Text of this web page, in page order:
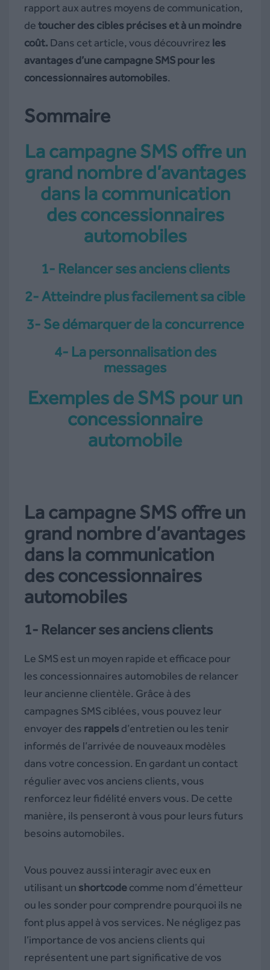
rapport aux autres moyens de communication,
detoucher des cibles précises et à un moindre
coût. Dans cet article, vous découvrirez les
avantages d’une campagne SMS pour les
concessionnaires automobiles.
Sommaire
La campagne SMS offre un
grand nombre d’avantages
dans la communication
des concessionnaires
automobiles
1- Relancer ses anciens clients
2- Atteindre plus facilement sa cible
3- Se démarquer de la concurrence
4- La personnalisation des
messages
Exemples de SMS pour un
concessionnaire
automobile
La campagne SMS offre un
grand nombre d’avantages
dans la communication
des concessionnaires
automobiles
1- Relancer ses anciens clients
Le SMS est un moyen rapide et efficace pour
les concessionnaires automobiles de relancer
leur ancienne clientèle. Grâce à des
campagnes SMS ciblées, vous pouvez leur
envoyer des rappelsd’entretien ou les tenir
informés de l’arrivée de nouveaux modèles
dans votre concession. En gardant un contact
régulier avec vos anciens clients, vous
renforcez leur fidélité envers vous. De cette
manière, ils penseront à vous pour leurs futurs
besoins automobiles.
Vous pouvez aussi interagir avec eux en
utilisant un shortcodecomme nom d’émetteur
ou les sonder pour comprendre pourquoi ils ne
font plus appel à vos services. Ne négligez pas
l’importance de vos anciens clients qui
représentent une part significative de vos